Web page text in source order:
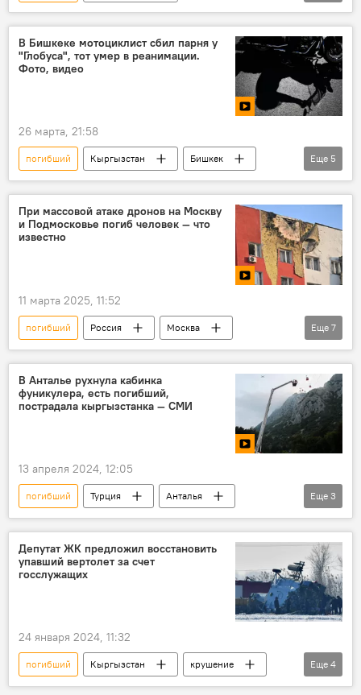
апрельские события
раненый
Курманбек Бакиев
компенсация
фабрика
В Бишкеке мотоциклист сбил парня у
"Глобуса", тот умер в реанимации.
Фото, видео
26 марта, 21:58
погибший Кыргызстан
Бишкек
парковка
гипермаркет "Глобус"
ДТП
мотоциклист смерть
Еще 5
При массовой атаке дронов на Москву
и Подмосковье погиб человек — что
известно
11 марта 2025, 11:52
погибший Россия
Москва
Подмосковье
дроны
атака
пострадавшие
Спецоперация России по защите Донбасса
Еще 7
В Анталье рухнула кабинка
фуникулера, есть погибший,
пострадала кыргызстанка — СМИ
13 апреля 2024, 12:05
погибший Турция
Анталья
фуникулер
кыргызстанка
чрезвычайное происшествие
Еще 3
Депутат ЖК предложил восстановить
упавший вертолет за счет
госслужащих
24 января 2024, 11:32
погибший Кыргызстан
крушение
вертолет
Силы воздушной обороны
Еще 4